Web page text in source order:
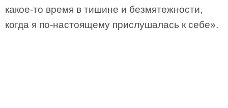
какое-то время в тишине и безмятежности,
когда я по-настоящему прислушалась к себе».